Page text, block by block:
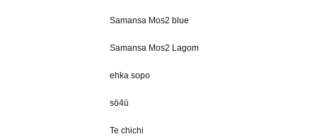
Samansa Mos2 blue
Samansa Mos2 Lagom
ehka sopo
sō4ū
Te chichi